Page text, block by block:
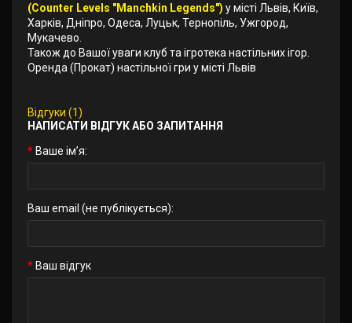
(Counter Levels "Manchkin Legends") у місті Львів, Київ,
Харків, Дніпро, Одеса, Луцьк, Тернопіль, Ужгород,
Мукачево.
Також до Вашої уваги клуб та ігротека настільних ігор.
Оренда (Прокат) настільної гри у місті Львів
Відгуки (1)
НАПИСАТИ ВІДГУК АБО ЗАПИТАННЯ
Ваше ім’я:
Ваш email (не публікується):
Ваш відгук